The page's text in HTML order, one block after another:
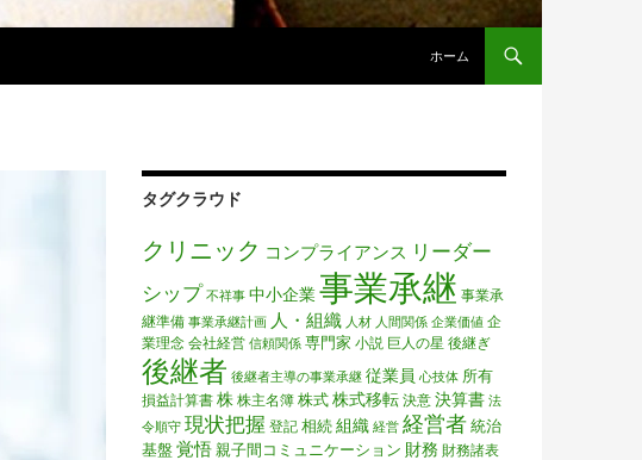
ホーム
タグクラウド
クリニック コンプライアンス リーダー
シップ 不祥事 中小企業事業承継 事業承
継準備 事業承継計画 人・組織 人材 人間関係 企業価値 企
業理念 会社経営 信頼関係 専門家 小説 巨人の星 後継ぎ
後継者 後継者主導の事業承継 従業員 心技体 所有
損益計算書 株 株主名簿 株式株式移転 決意 決算書 法
令順守 現状把握 登記 相続組織 経営 経営者統治
基盤覚悟親子間コミュニケーション 財務 財務諸表